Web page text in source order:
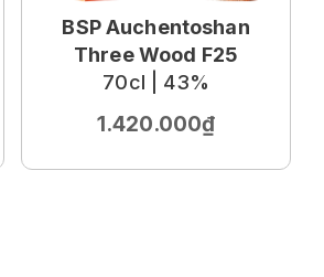
BSP Auchentoshan
Three Wood F25
70cl | 43%
1.420.000₫